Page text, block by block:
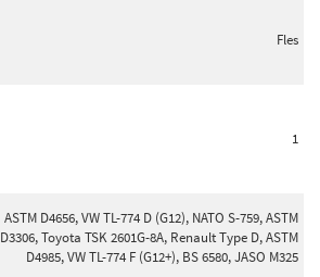
Fles
1
ASTM D4656, VW TL-774 D (G12), NATO S-759, ASTM
D3306, Toyota TSK 2601G-8A, Renault Type D, ASTM
D4985, VW TL-774 F (G12+), BS 6580, JASO M325